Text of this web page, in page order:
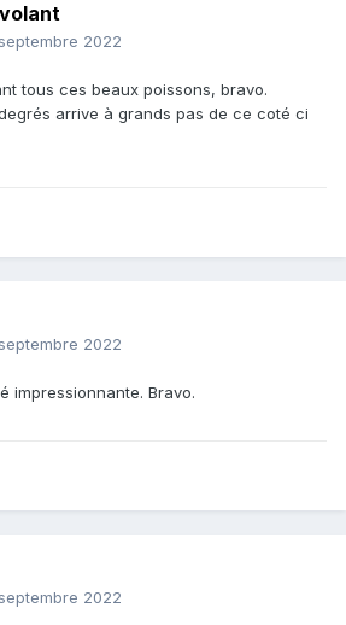
2022
tous ces beaux poissons, bravo.
arrive à grands pas de ce coté ci
2022
impressionnante. Bravo.
2022